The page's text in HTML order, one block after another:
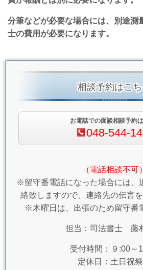
分筆などが必要な場合には、別途測
士の費用が必要になります。
相談予約はこ
お電話での面談相談予約
048-544-
（電話相談不可）
※留守番電話になった場合には、
絡致しますので、連絡先の伝言を
※木曜日は、出張のため留守番
担当：司法書士 藤
受付時間：９:00～
定休日：土日祝祭